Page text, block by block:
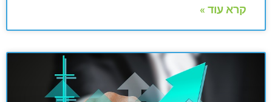
קרא עוד »